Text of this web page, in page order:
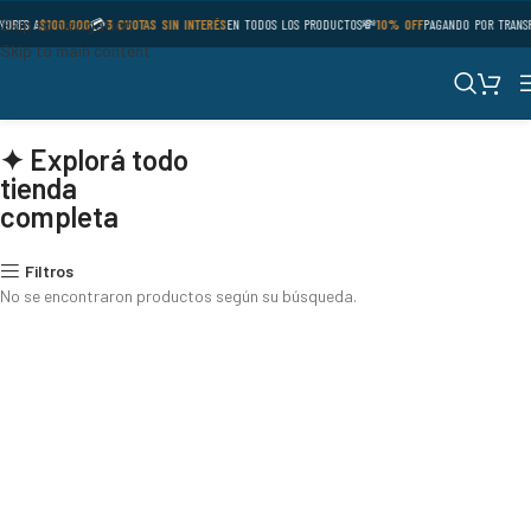
Skip to navigation
Skip to main content
A$100.000💳3 CUOTAS SIN INTERÉSEN TODOS LOS PRODUCTOS💸10% OFFPAGANDO POR
✦ Explorá todo
tienda
completa
Filtros
No se encontraron productos según su búsqueda.